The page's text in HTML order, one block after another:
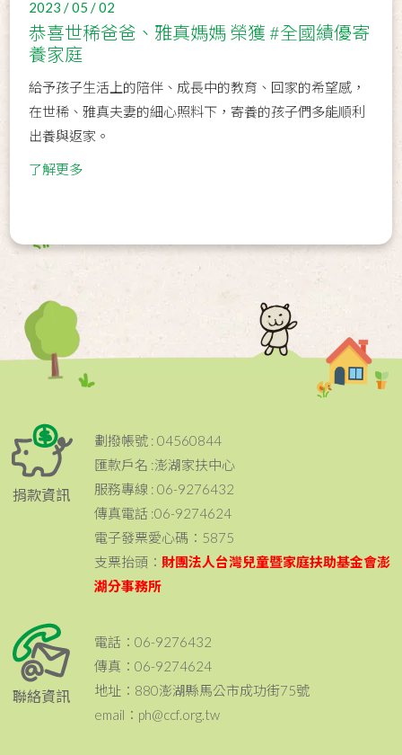
2023 / 05 / 02
恭喜世稀爸爸、雅真媽媽 榮獲 #全國績優寄
養家庭
給予孩子生活上的陪伴、成長中的教育、回家的希望感，
在世稀、雅真夫妻的細心照料下，寄養的孩子們多能順利
出養與返家。
了解更多
捐款資訊
劃撥帳號 : 04560844
匯款戶名 :澎湖家扶中心
服務專線 : 06-9276432
傳真電話 :06-9274624
電子發票愛心碼：5875
支票抬頭： 財團法人台灣兒童暨家庭扶助基金會澎
湖分事務所
聯絡資訊
電話：06-9276432
傳真：06-9274624
地址：880澎湖縣馬公市成功街75號
email：ph@ccf.org.tw